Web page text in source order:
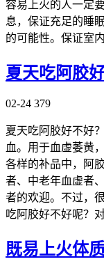
容易上火的人一定
息，保证充足的睡
的可能性。保证室
夏天吃阿胶
02-24 379
夏天吃阿胶好不好
血。用于血虚萎黄
各样的补品中，阿
者、中老年血虚者
者的欢迎。不过，
吃阿胶好不好呢？
既易上火体